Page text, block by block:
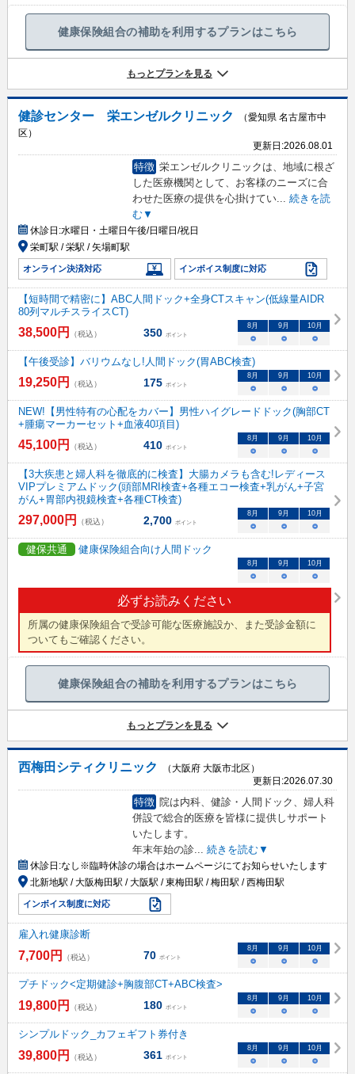
健康保険組合の補助を利用するプランはこちら
もっとプランを見る
健診センター 栄エンゼルクリニック
（愛知県 名古屋市中
区）
更新日:2026.08.01
特徴 栄エンゼルクリニックは、地域に根ざ
した医療機関として、お客様のニーズに合
わせた医療の提供を心掛けてい...
続きを読
む▼
休診日:水曜日・土曜日午後/日曜日/祝日
栄町駅 / 栄駅 / 矢場町駅
オンライン決済対応 インボイス制度に対応
【短時間で精密に】ABC人間ドック+全身CTスキャン(低線量AIDR
80列マルチスライスCT)
38,500円 （税込） 350 ポイント
8 月 9 月 10月
○ ○ ○
【午後受診】バリウムなし!人間ドック(胃ABC検査)
19,250円 （税込） 175 ポイント
8 月 9 月 10月
○ ○ ○
NEW!【男性特有の心配をカバー】男性ハイグレードドック(胸部CT
+腫瘍マーカーセット+血液40項目)
45,100円 （税込） 410 ポイント
8 月 9 月 10月
○ ○ ○
【3大疾患と婦人科を徹底的に検査】大腸カメラも含む!レディース
VIPプレミアムドック(頭部MRI検査+各種エコー検査+乳がん+子宮
がん+胃部内視鏡検査+各種CT検査)
297,000円 （税込） 2,700 ポイント
8 月 9 月 10月
○ ○ ○
健保共通 健康保険組合向け人間ドック
必ずお読みください
所属の健康保険組合で受診可能な医療施設か、また受診金額に
ついてもご確認ください。
8 月 9 月 10月
○ ○ ○
健康保険組合の補助を利用するプランはこちら
もっとプランを見る
西梅田シティクリニック
（大阪府 大阪市北区）
更新日:2026.07.30
特徴 院は内科、健診・人間ドック、婦人科
併設で総合的医療を皆様に提供しサポート
いたします。
年末年始の診... 続きを読む▼
休診日:なし※臨時休診の場合はホームページにてお知らせいたします
北新地駅 / 大阪梅田駅 / 大阪駅 / 東梅田駅 / 梅田駅 / 西梅田駅
インボイス制度に対応
雇入れ健康診断
7,700円 （税込） 70 ポイント
8月 9月 10月
○ ○ ○
プチドック<定期健診+胸腹部CT+ABC検査>
19,800円 （税込） 180 ポイント
8月 9月 10月
○ ○ ○
シンプルドック_カフェギフト券付き
39,800円 （税込） 361 ポイント
8月 9月 10月
○ ○ ○